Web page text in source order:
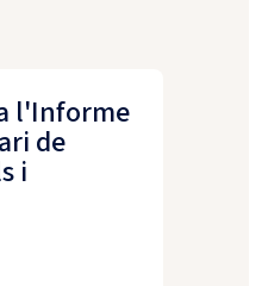
l'Informe
de
i